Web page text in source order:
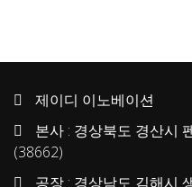
제이디 이노베이션
본사 : 경상북도 경산시
(38662)
공장 : 경상남도 김해시